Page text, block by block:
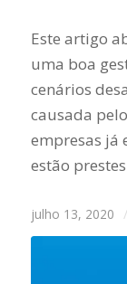
Este artigo
uma boa
cenários
causada
empresas já
estão
julho 13, 2020 /